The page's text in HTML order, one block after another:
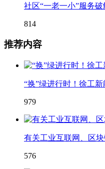
社区“一老一小”服务
814
推荐内容
“换”绿进行时！徐工
979
有关工业互联网、区
576